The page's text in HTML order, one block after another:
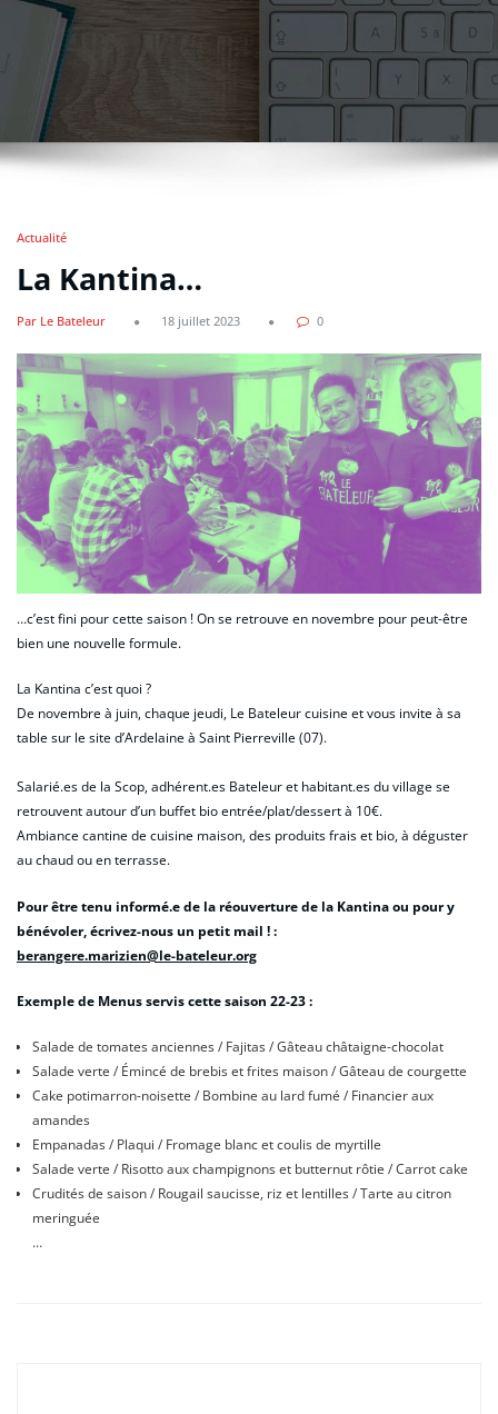
Actualité
La Kantina…
Par Le Bateleur 18 juillet 2023 0
…c’est fini pour cette saison ! On se retrouve en novembre pour peut-être
bien une nouvelle formule.
La Kantina c’est quoi ?
De novembre à juin, chaque jeudi, Le Bateleur cuisine et vous invite à sa
table sur le site d’Ardelaine à Saint Pierreville (07).
Salarié.es de la Scop, adhérent.es Bateleur et habitant.es du village se
retrouvent autour d’un buffet bio entrée/plat/dessert à 10€.
Ambiance cantine de cuisine maison, des produits frais et bio, à déguster
au chaud ou en terrasse.
Pour être tenu informé.e de la réouverture de la Kantina ou pour y
bénévoler, écrivez-nous un petit mail ! :
berangere.marizien@le-bateleur.org
Exemple de Menus servis cette saison 22-23 :
Salade de tomates anciennes / Fajitas / Gâteau châtaigne-chocolat
Salade verte / Émincé de brebis et frites maison / Gâteau de courgette
Cake potimarron-noisette / Bombine au lard fumé / Financier aux
amandes
Empanadas / Plaqui / Fromage blanc et coulis de myrtille
Salade verte / Risotto aux champignons et butternut rôtie / Carrot cake
Crudités de saison / Rougail saucisse, riz et lentilles / Tarte au citron
meringuée
…